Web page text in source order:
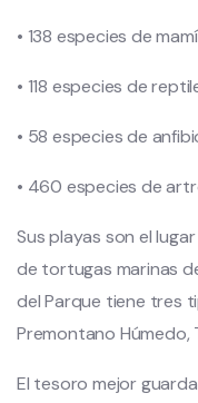
• 138 especies de
• 118 especies de
• 58 especies de
• ​460 especies de
Sus playas son el
de tortugas marinas
del Parque tiene tres
Premontano Húmedo,
El tesoro mejor